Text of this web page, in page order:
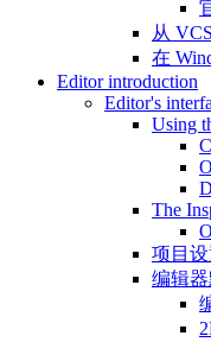
从
在
Editor introduction
Editor's
Using
The
项目
编辑